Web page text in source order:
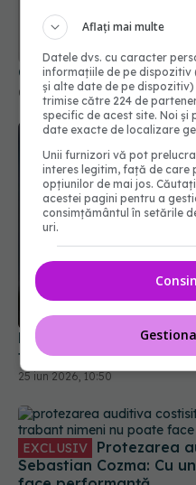
Când devine strănutul
09 feb 2026, 20:07
Nu trebuie să trăiești
terapia care îți poate
25 iun 2026, 10:50
EXCLUSIV Protezarea auditivă, costisitoare. Dr.
Sebastian Cozma: Cu
face performanță
Aflați mai multe
Datele dvs. cu caracter
informațiile de pe
și alte date de pe
trimise către 224 de
specific de acest site. Noi
date exacte de localizare
Unii furnizori vă pot
interes legitim, față de care
opțiunilor de mai jos.
acestei pagini pentru a
consimțământul în setările
uri.